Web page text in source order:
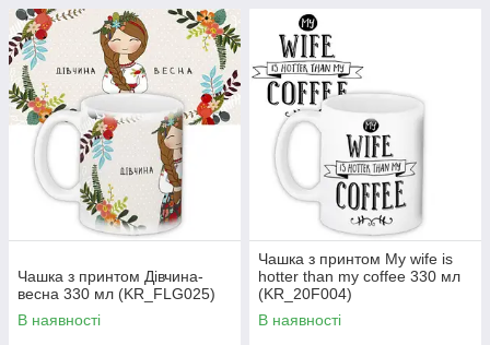
Чашка з принтом Дівчина-
весна 330 мл (KR_FLG025)
В наявності
Чашка з принтом My wife is
hotter than my coffee 330 мл
(KR_20F004)
В наявності